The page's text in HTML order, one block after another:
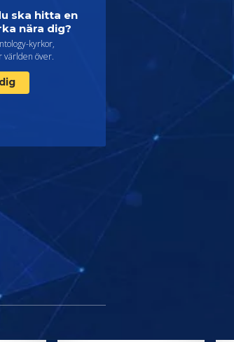
ska hitta en
nära dig?
kyrkor,
världen över.